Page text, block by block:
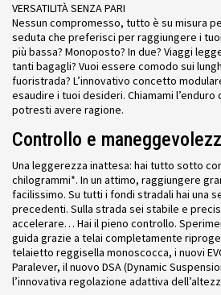
VERSATILITÀ SENZA PARI
Nessun compromesso, tutto è su misura
seduta che preferisci per raggiungere i
più bassa? Monoposto? In due? Viaggi
tanti bagagli? Vuoi essere comodo sui
fuoristrada? L’innovativo concetto
esaudire i tuoi desideri. Chiamami
potresti avere ragione.
Controllo e
Una leggerezza inattesa: hai tutto sotto
chilogrammi*. In un attimo, raggiungere
facilissimo. Su tutti i fondi stradali hai una
precedenti. Sulla strada sei stabile e
accelerare… Hai il pieno controllo.
guida grazie a telai completamente
telaietto reggisella monoscocca, i nuovi
Paralever, il nuovo DSA (Dynamic
l’innovativa regolazione adattiva